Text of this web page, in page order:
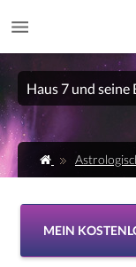
Haus 7 und
MEIN